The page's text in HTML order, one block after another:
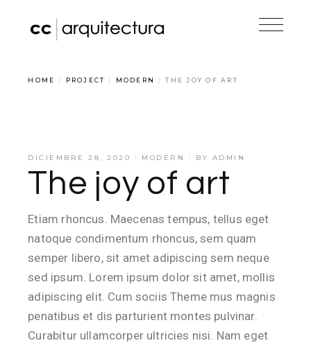
HOME PROJECT MODERN THE JOY OF ART
DICIEMBRE 28, 2020 MODERN BY ADMIN
The joy of art
Etiam rhoncus. Maecenas tempus, tellus eget
natoque condimentum rhoncus, sem quam
semper libero, sit amet adipiscing sem neque
sed ipsum. Lorem ipsum dolor sit amet, mollis
adipiscing elit. Cum sociis Theme mus magnis
penatibus et dis parturient montes pulvinar.
Curabitur ullamcorper ultricies nisi. Nam eget